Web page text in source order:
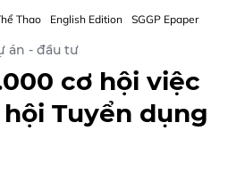
Thao English Edition SGGP Epaper
án - đầu tư
cơ hội việc
Tuyển dụng